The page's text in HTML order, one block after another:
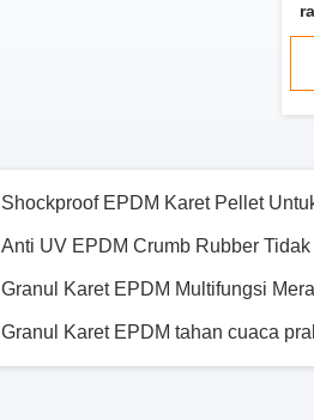
Granul Karet EPDM Multifungsi
Pelet Karet Daun Daun Daun Daun